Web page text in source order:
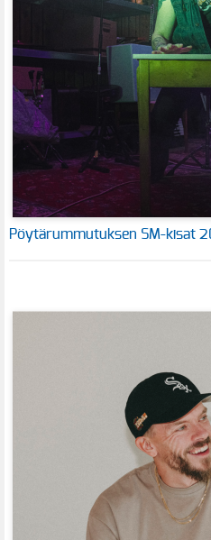
Pöytärummutuksen SM-kisat